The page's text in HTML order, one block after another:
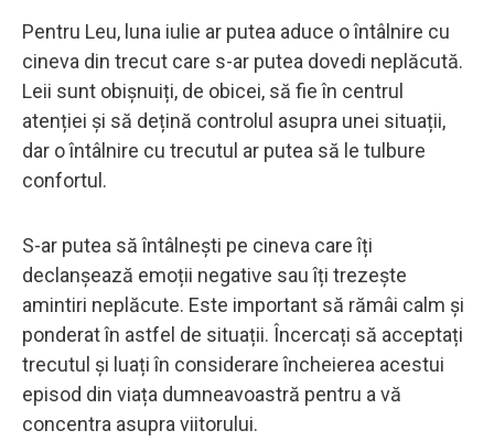
Pentru Leu, luna iulie ar putea aduce o întâlnire cu
cineva din trecut care s-ar putea dovedi neplăcută.
Leii sunt obișnuiți, de obicei, să fie în centrul
atenției și să dețină controlul asupra unei situații,
dar o întâlnire cu trecutul ar putea să le tulbure
confortul.
S-ar putea să întâlnești pe cineva care îți
declanșează emoții negative sau îți trezește
amintiri neplăcute. Este important să rămâi calm și
ponderat în astfel de situații. Încercați să acceptați
trecutul și luați în considerare încheierea acestui
episod din viața dumneavoastră pentru a vă
concentra asupra viitorului.